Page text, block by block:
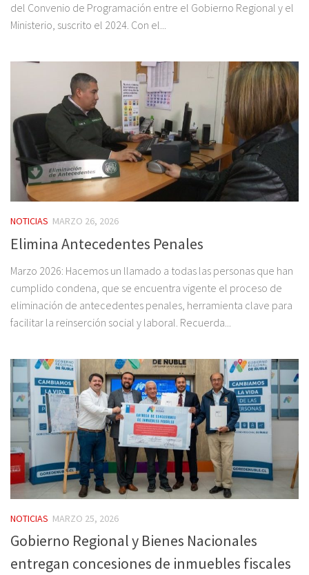
del Convenio de Programación entre el Gobierno Regional y el
Ministerio, suscrito el 2024. Con el...
NOTICIAS MARZO 26, 2026
Elimina Antecedentes Penales
Marzo 2026: Hacemos un llamado a todas las personas que han
cumplido condena, que se encuentra vigente el proceso de
eliminación de antecedentes penales, herramienta clave para
facilitar la reinserción social y laboral. Recuerda...
NOTICIAS MARZO 25, 2026
Gobierno Regional y Bienes Nacionales
entregan concesiones de inmuebles fiscales